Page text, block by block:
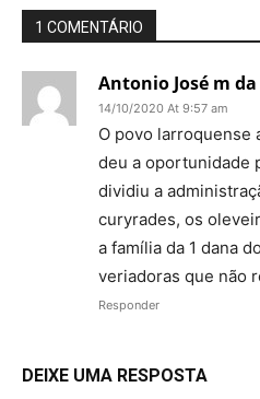
1 COMENTÁRIO
Antonio José m
14/10/2020 At 9:57 am
O povo larroquense
deu a oportunidade
dividiu a
curyrades, os
a família da 1 dana
veriadoras que não
Responder
DEIXE UMA RESPOSTA